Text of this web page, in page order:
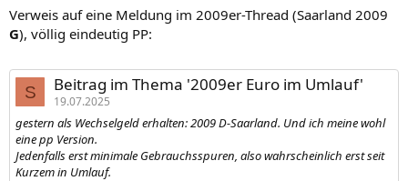
:
Verweis auf eine Meldung im 2009er-Thread (Saarland 2009
G), völlig eindeutig PP:
S Beitrag im Thema '2009er Euro im Umlauf'
19.07.2025
gestern als Wechselgeld erhalten: 2009 D-Saarland. Und ich meine wohl
eine pp Version.
Jedenfalls erst minimale Gebrauchsspuren, also wahrscheinlich erst seit
Kurzem in Umlauf.